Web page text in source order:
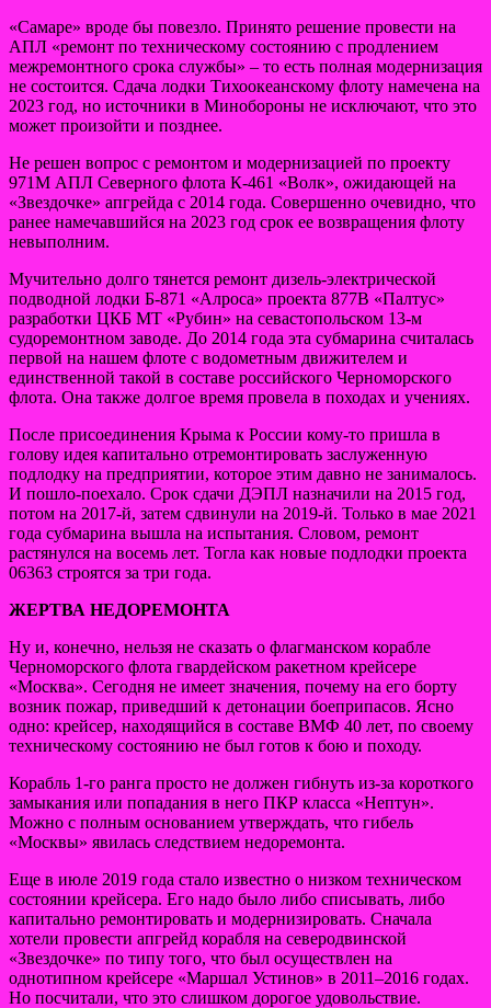
«Самаре» вроде бы повезло. Принято решение провести на
АПЛ «ремонт по техническому состоянию с продлением
межремонтного срока службы» – то есть полная модернизация
не состоится. Сдача лодки Тихоокеанскому флоту намечена на
2023 год, но источники в Минобороны не исключают, что это
может произойти и позднее.
Не решен вопрос с ремонтом и модернизацией по проекту
971М АПЛ Северного флота К-461 «Волк», ожидающей на
«Звездочке» апгрейда с 2014 года. Совершенно очевидно, что
ранее намечавшийся на 2023 год срок ее возвращения флоту
невыполним.
Мучительно долго тянется ремонт дизель-электрической
подводной лодки Б-871 «Алроса» проекта 877В «Палтус»
разработки ЦКБ МТ «Рубин» на севастопольском 13-м
судоремонтном заводе. До 2014 года эта субмарина считалась
первой на нашем флоте с водометным движителем и
единственной такой в составе российского Черноморского
флота. Она также долгое время провела в походах и учениях.
После присоединения Крыма к России кому-то пришла в
голову идея капитально отремонтировать заслуженную
подлодку на предприятии, которое этим давно не занималось.
И пошло-поехало. Срок сдачи ДЭПЛ назначили на 2015 год,
потом на 2017-й, затем сдвинули на 2019-й. Только в мае 2021
года субмарина вышла на испытания. Словом, ремонт
растянулся на восемь лет. Тогла как новые подлодки проекта
06363 строятся за три года.
ЖЕРТВА НЕДОРЕМОНТА
Ну и, конечно, нельзя не сказать о флагманском корабле
Черноморского флота гвардейском ракетном крейсере
«Москва». Сегодня не имеет значения, почему на его борту
возник пожар, приведший к детонации боеприпасов. Ясно
одно: крейсер, находящийся в составе ВМФ 40 лет, по своему
техническому состоянию не был готов к бою и походу.
Корабль 1-го ранга просто не должен гибнуть из-за короткого
замыкания или попадания в него ПКР класса «Нептун».
Можно с полным основанием утверждать, что гибель
«Москвы» явилась следствием недоремонта.
Еще в июле 2019 года стало известно о низком техническом
состоянии крейсера. Его надо было либо списывать, либо
капитально ремонтировать и модернизировать. Сначала
хотели провести апгрейд корабля на северодвинской
«Звездочке» по типу того, что был осуществлен на
однотипном крейсере «Маршал Устинов» в 2011–2016 годах.
Но посчитали, что это слишком дорогое удовольствие.